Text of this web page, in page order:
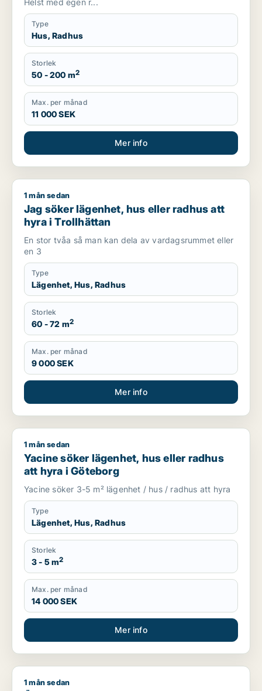
Helst med egen r...
Type
Hus, Radhus
Storlek
50 - 200 m2
Max. per månad
11 000 SEK
Mer info
Jag söker lägenhet, hus eller radhus att hyra i Trollhättan
1 mån sedan
Jag söker lägenhet, hus eller radhus att
hyra i Trollhättan
En stor tvåa så man kan dela av vardagsrummet eller
en 3
Type
Lägenhet, Hus, Radhus
Storlek
60 - 72 m2
Max. per månad
9 000 SEK
Mer info
Yacine söker lägenhet, hus eller radhus att hyra i Göteborg
1 mån sedan
Yacine söker lägenhet, hus eller radhus
att hyra i Göteborg
Yacine söker 3-5 m² lägenhet / hus / radhus att hyra
Type
Lägenhet, Hus, Radhus
Storlek
3 - 5 m2
Max. per månad
14 000 SEK
Mer info
Åsa söker lägenhet, hus eller radhus att hyra i Stenungsund
1 mån sedan